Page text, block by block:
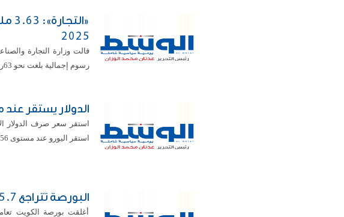
2025
رسوم إجمالية بلغت نحو 63ر3 مليون دينار كويتي (نحو 8ر11 ...
الدولار يستقر عند مستوى 0.306 دينار
استقر اليورو عند مستوى 356ر0 دينار مقارنة بأسعار يوم أمس. ...
البورصة تتراجع 65.7 نقطة بضغط من أسهم السوق الأول
أغلقت بورصة الكويت